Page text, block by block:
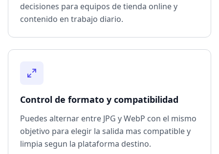
decisiones para equipos de tienda online y
contenido en trabajo diario.
Control de formato y compatibilidad
Puedes alternar entre JPG y WebP con el mismo
objetivo para elegir la salida mas compatible y
limpia segun la plataforma destino.